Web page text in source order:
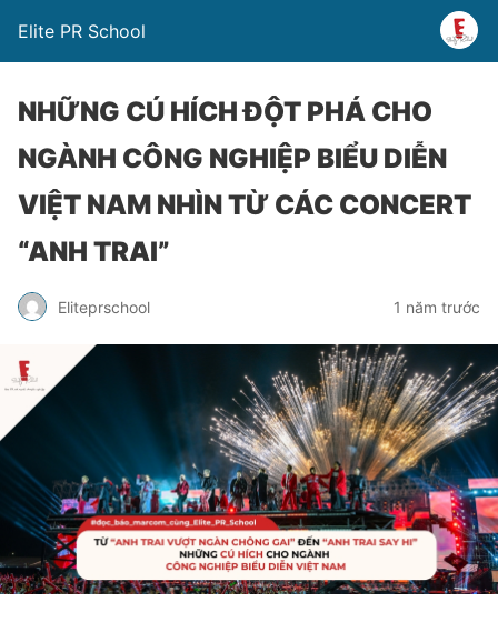
Elite PR School
NHỮNG CÚ HÍCH ĐỘT PHÁ CHO
NGÀNH CÔNG NGHIỆP BIỂU DIỄN
VIỆT NAM NHÌN TỪ CÁC CONCERT
“ANH TRAI”
Eliteprschool 1 năm trước